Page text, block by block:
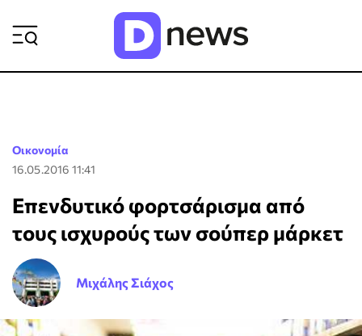
Οικονομία
16.05.2016 11:41
Επενδυτικό φορτσάρισμα από
τους ισχυρούς των σούπερ μάρκετ
Μιχάλης Σιάχος